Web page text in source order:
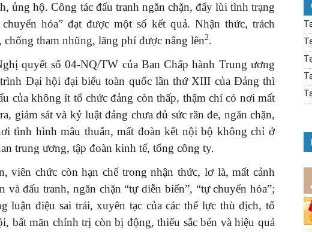
ủng hộ. Công tác đấu tranh ngăn chặn, đẩy lùi tình trạng
hóa” đạt được một số kết quả. Nhận thức, trách
tham nhũng, lãng phí được nâng lên2.
quyết số 04-NQ/TW của Ban Chấp hành Trung ương
Đại hội đại biểu toàn quốc lần thứ XIII của Đảng thì
của không ít tổ chức đảng còn thấp, thậm chí có nơi mất
giám sát và kỷ luật đảng chưa đủ sức răn đe, ngăn chặn,
tình hình mâu thuẫn, mất đoàn kết nội bộ không chỉ ở
trung ương, tập đoàn kinh tế, tổng công ty.
viên chức còn hạn chế trong nhận thức, lơ là, mất cảnh
đấu tranh, ngăn chặn “tự diễn biến”, “tự chuyển hóa”;
luận điệu sai trái, xuyên tạc của các thế lực thù địch, tổ
bất mãn chính trị còn bị động, thiếu sắc bén và hiệu quả